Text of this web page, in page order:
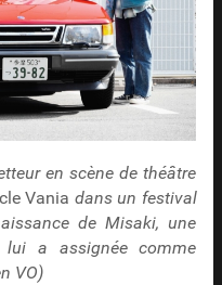
en scène de théâtre
Vania dans un festival
de Misaki, une
lui a assignée comme
VO)